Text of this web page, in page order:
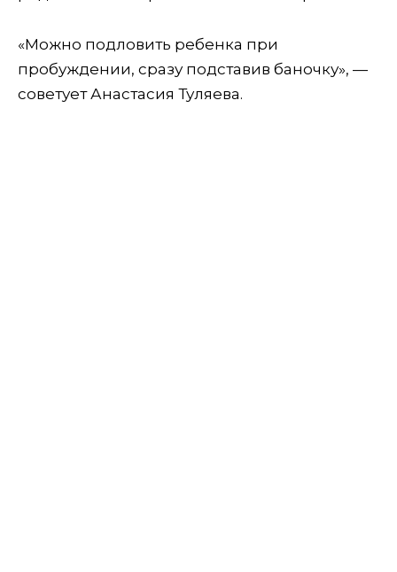
«Можно подловить ребенка при
пробуждении, сразу подставив баночку», —
советует Анастасия Туляева.